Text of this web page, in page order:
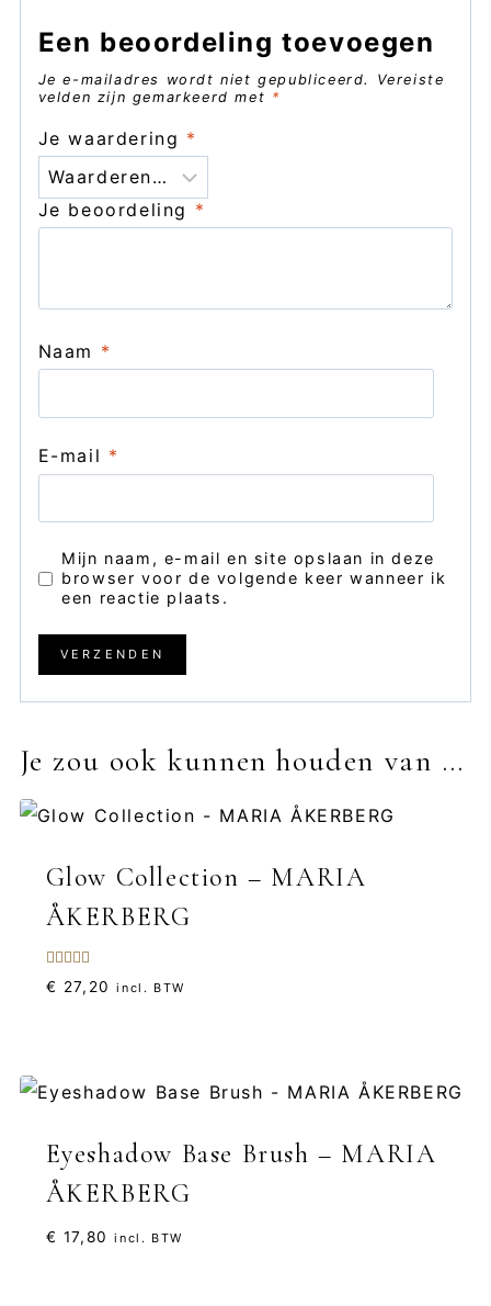
Een beoordeling toevoegen
Je e-mailadres wordt niet gepubliceerd.
Vereiste
velden zijn gemarkeerd met *
Je waardering *
Je beoordeling *
Naam *
E-mail *
Mijn naam, e-mail en site opslaan in deze
browser voor de volgende keer wanneer ik
een reactie plaats.
Je zou ook kunnen houden van …
Glow Collection – MARIA
ÅKERBERG
Gewaardeerd
5.00
€ 27,20 incl. BTW
Eyeshadow Base Brush – MARIA
ÅKERBERG
€ 17,80 incl. BTW